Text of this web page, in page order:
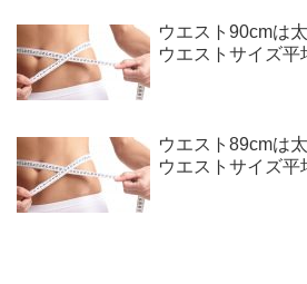
ウエスト90cmは
ウエストサイズ平
ウエスト89cmは
ウエストサイズ平